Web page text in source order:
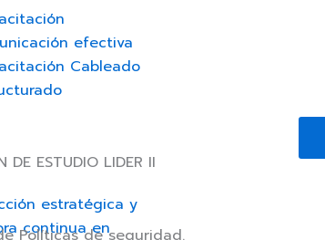
efectiva
Cableado
DE ESTUDIO LIDER II
estratégica y
continua en
Políticas de seguridad.